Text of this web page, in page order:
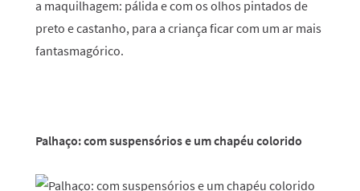
a maquilhagem: pálida e com os olhos pintados de
preto e castanho, para a criança ficar com um ar mais
fantasmagórico.
Palhaço: com suspensórios e um chapéu colorido